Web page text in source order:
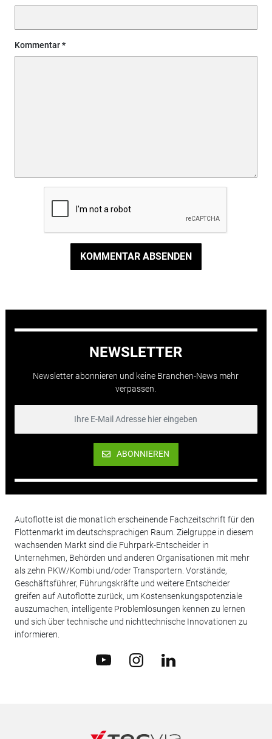
Kommentar
KOMMENTAR ABSENDEN
NEWSLETTER
Newsletter abonnieren und keine Branchen-News mehr
verpassen.
ABONNIEREN
Autoflotte ist die monatlich erscheinende Fachzeitschrift für den
Flottenmarkt im deutschsprachigen Raum. Zielgruppe in diesem
wachsenden Markt sind die Fuhrpark-Entscheider in
Unternehmen, Behörden und anderen Organisationen mit mehr
als zehn PKW/Kombi und/oder Transportern. Vorstände,
Geschäftsführer, Führungskräfte und weitere Entscheider
greifen auf Autoflotte zurück, um Kostensenkungspotenziale
auszumachen, intelligente Problemlösungen kennen zu lernen
und sich über technische und nichttechnische Innovationen zu
informieren.